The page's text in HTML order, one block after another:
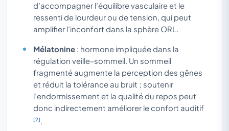
d’accompagner l’équilibre vasculaire et le
ressenti de lourdeur ou de tension, qui peut
amplifier l’inconfort dans la sphère ORL.
Mélatonine : hormone impliquée dans la
régulation veille–sommeil. Un sommeil
fragmenté augmente la perception des gênes
et réduit la tolérance au bruit ; soutenir
l’endormissement et la qualité du repos peut
donc indirectement améliorer le confort auditif
[2].